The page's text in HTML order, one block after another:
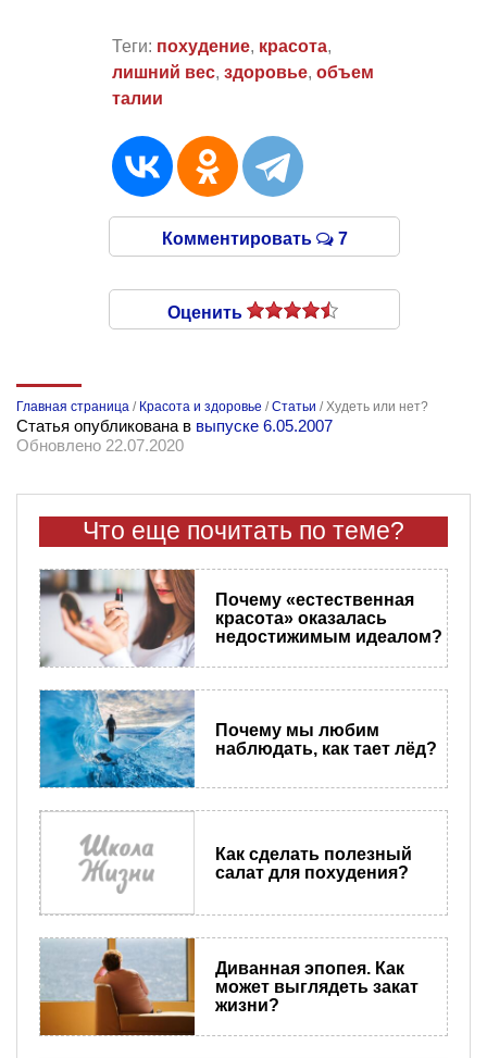
Теги: похудение, красота,
лишний вес, здоровье, объем
талии
Комментировать 7
Оценить
Главная страница / Красота и здоровье /Статьи /Худеть или нет?
Статья опубликована в выпуске 6.05.2007
Обновлено 22.07.2020
Что еще почитать по теме?
Почему «естественная
красота» оказалась
недостижимым идеалом?
Почему мы любим
наблюдать, как тает лёд?
Как сделать полезный
салат для похудения?
Диванная эпопея. Как
может выглядеть закат
жизни?